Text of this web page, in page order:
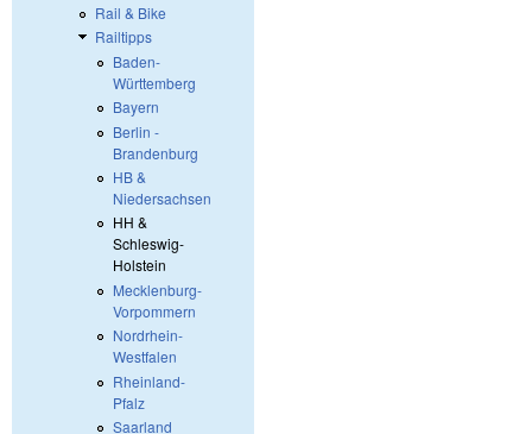
Rail & Bike
Railtipps
Baden-
Württemberg
Bayern
Berlin -
Brandenburg
HB &
Niedersachsen
HH &
Schleswig-
Holstein
Mecklenburg-
Vorpommern
Nordrhein-
Westfalen
Rheinland-
Pfalz
Saarland